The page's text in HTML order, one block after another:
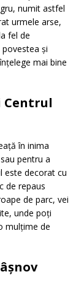
numit astfel
urmele arse,
fel de
și
mai bine
Centrul
în inima
pentru a
este decorat cu
de repaus
de parc, vei
unde poți
mulțime de